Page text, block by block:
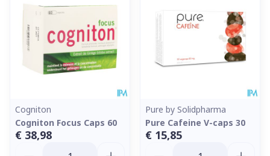
Cogniton
Cogniton Focus Caps 60
€ 38,98
Pure by Solidpharma
Pure Cafeine V-caps 30
€ 15,85